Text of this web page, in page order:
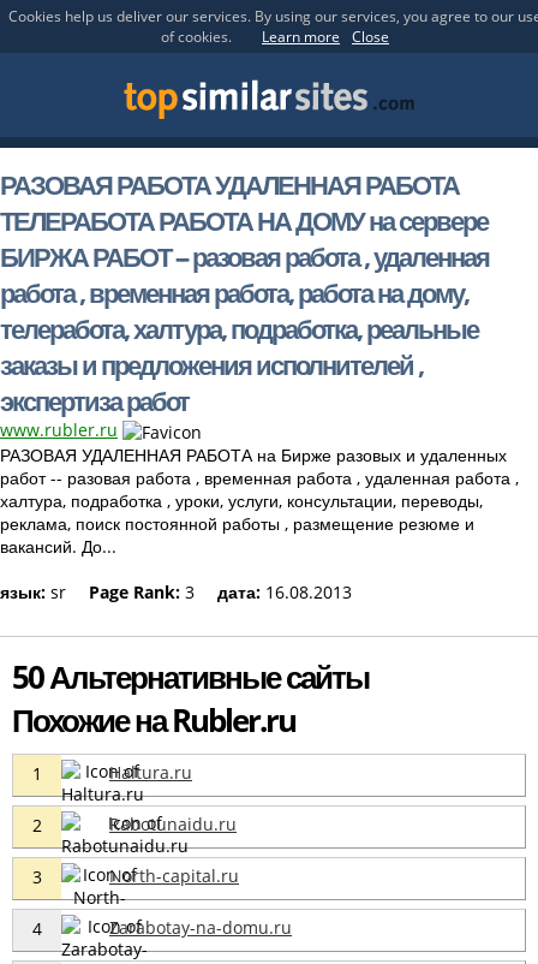
Cookies help us deliver our services. By using our services, you agree to our
of cookies.
Learn more Close
РАЗОВАЯ РАБОТА УДАЛЕННАЯ РАБОТА
ТЕЛЕРАБОТА РАБОТА НА ДОМУ на сервере
БИРЖА РАБОТ -- разовая работа , удаленная
работа , временная работа, работа на дому,
телеработа, халтура, подработка, реальные
заказы и предложения исполнителей ,
экспертиза работ
www.rubler.ru
РАЗОВАЯ УДАЛЕННАЯ РАБОТА на Бирже разовых и удаленных
работ -- разовая работа , временная работа , удаленная работа ,
халтура, подработка , уроки, услуги, консультации, переводы,
реклама, поиск постоянной работы , размещение резюме и
вакансий. До...
язык: sr Page Rank: 3 дата: 16.08.2013
50 Альтернативные сайты
Похожие на Rubler.ru
1 Haltura.ru
2 Rabotunaidu.ru
3 North-capital.ru
4 Zarabotay-na-domu.ru